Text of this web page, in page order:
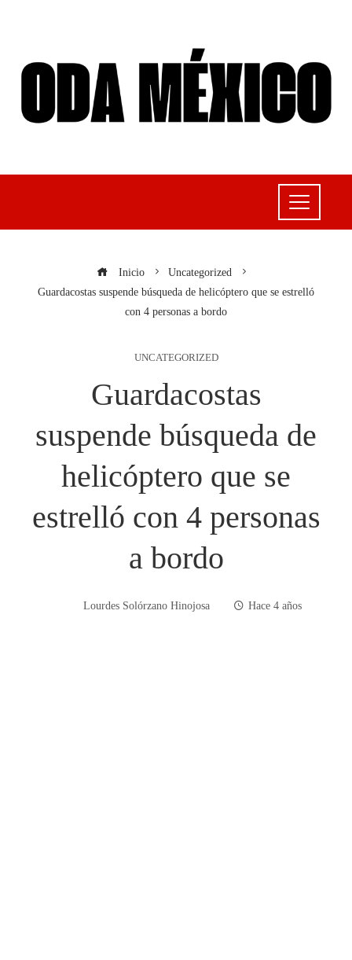
Inicio
Uncategorized
Guardacostas suspende búsqueda de helicóptero que se estrelló
con 4 personas a bordo
UNCATEGORIZED
Guardacostas
suspende búsqueda de
helicóptero que se
estrelló con 4 personas
a bordo
Lourdes Solórzano Hinojosa Hace 4 años